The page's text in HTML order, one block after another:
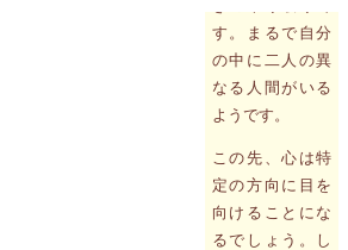
す。まるで自分
の中に二人の異
なる人間がいる
ようです。
この先、心は特
定の方向に目を
向けることにな
るでしょう。し